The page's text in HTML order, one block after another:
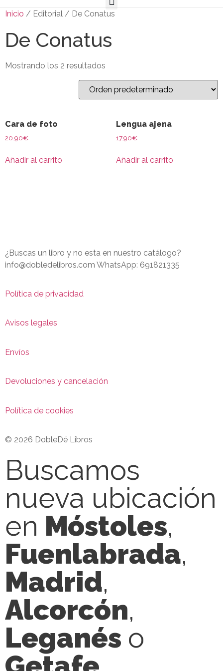
Inicio / Editorial / De Conatus
De Conatus
Mostrando los 2 resultados
Cara de foto
20.90€
Añadir al carrito
Lengua ajena
17.90€
Añadir al carrito
¿Buscas un libro y no esta en nuestro catálogo?
info@dobledelibros.com WhatsApp: 691821335
Política de privacidad
Avisos legales
Envíos
Devoluciones y cancelación
Política de cookies
© 2026 DobleDé Libros
Buscamos
nueva ubicación
en Móstoles,
Fuenlabrada,
Madrid,
Alcorcón,
Leganés o